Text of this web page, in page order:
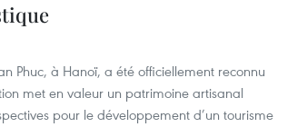
Phuc, à Hanoï, a été officiellement reconnu
met en valeur un patrimoine artisanal
pour le développement d’un tourisme